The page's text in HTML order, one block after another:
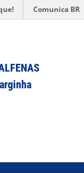
Comunica BR